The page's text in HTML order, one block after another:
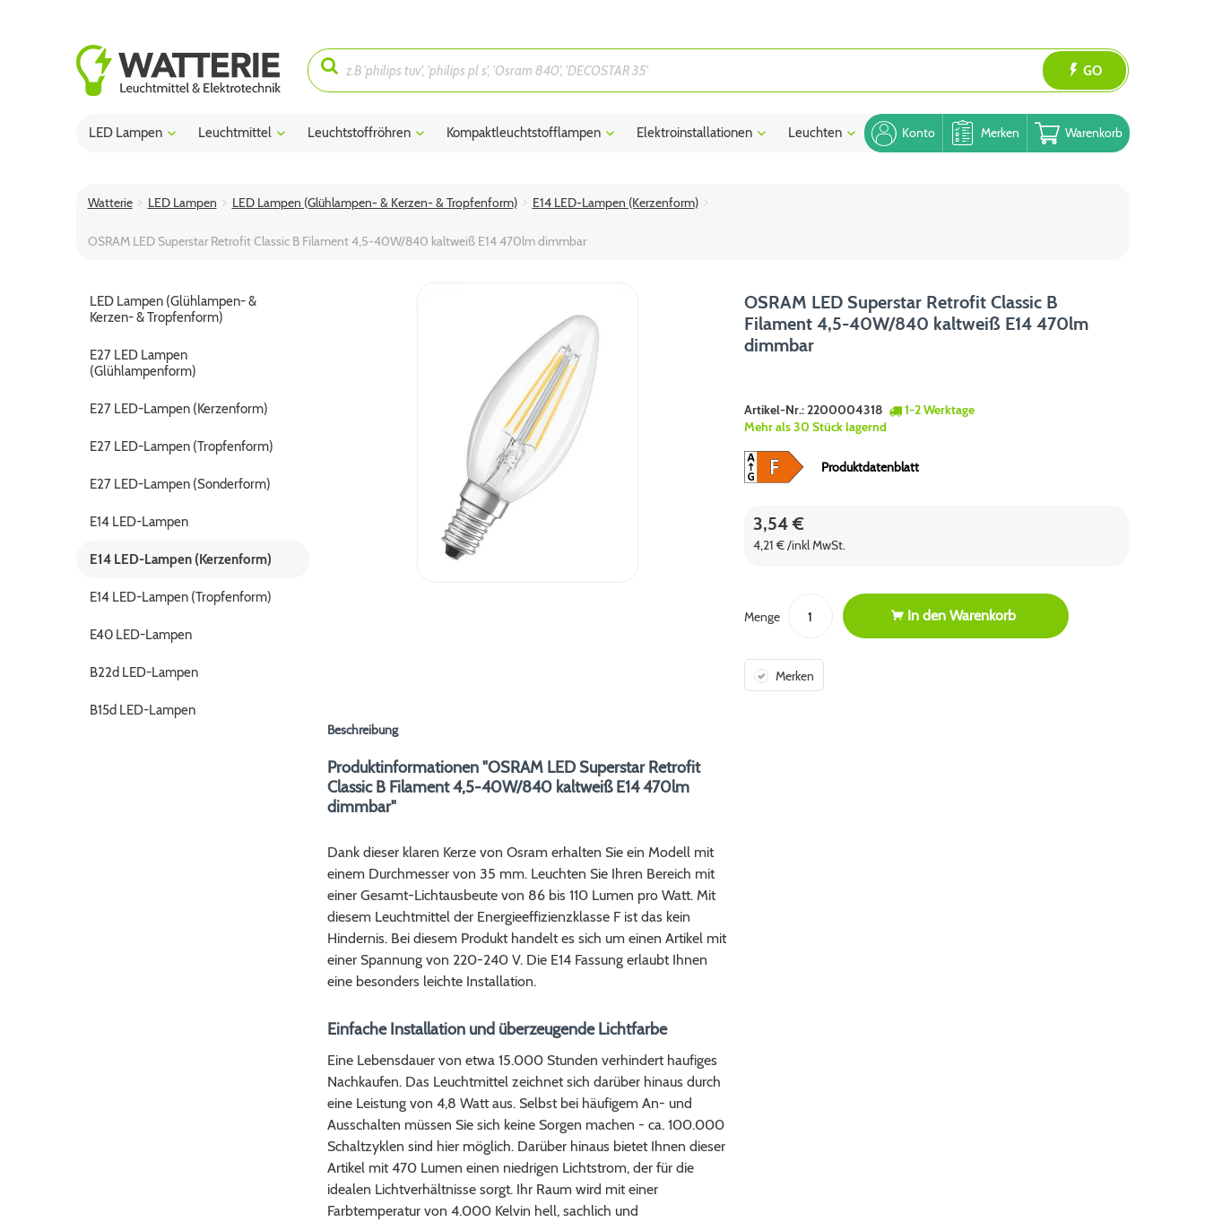
GO
Konto Merken Warenkorb
LED Lampen Leuchtmittel Leuchtstoffröhren Kompaktleuchtstofflampen Elektroinstallationen Leuchten Blog
Watterie LED Lampen LED Lampen (Glühlampen- & Kerzen- & Tropfenform) E14 LED-Lampen (Kerzenform)
OSRAM LED Superstar Retrofit Classic B Filament 4,5-40W/840 kaltweiß E14 470lm dimmbar
LED Lampen (Glühlampen- &
Kerzen- & Tropfenform)
E27 LED Lampen
(Glühlampenform)
E27 LED-Lampen (Kerzenform)
E27 LED-Lampen (Tropfenform)
E27 LED-Lampen (Sonderform)
E14 LED-Lampen
E14 LED-Lampen (Kerzenform)
E14 LED-Lampen (Tropfenform)
E40 LED-Lampen
B22d LED-Lampen
B15d LED-Lampen
OSRAM LED Superstar Retrofit Classic B
Filament 4,5-40W/840 kaltweiß E14 470lm
dimmbar
Artikel-Nr.:2200004318
1-2 Werktage
Mehr als 30 Stück lagernd
Produktdatenblatt
3,54 €
4,21 € /inkl MwSt.
Menge In den Warenkorb
Merken
Beschreibung
Produktinformationen "OSRAM LED Superstar Retrofit
Classic B Filament 4,5-40W/840 kaltweiß E14 470lm
dimmbar"
Dank dieser klaren Kerze von Osram erhalten Sie ein Modell mit
einem Durchmesser von 35 mm. Leuchten Sie Ihren Bereich mit
einer Gesamt-Lichtausbeute von 86 bis 110 Lumen pro Watt. Mit
diesem Leuchtmittel der Energieeffizienzklasse F ist das kein
Hindernis. Bei diesem Produkt handelt es sich um einen Artikel mit
einer Spannung von 220-240 V. Die E14 Fassung erlaubt Ihnen
eine besonders leichte Installation.
Einfache Installation und überzeugende Lichtfarbe
Eine Lebensdauer von etwa 15.000 Stunden verhindert haufiges
Nachkaufen. Das Leuchtmittel zeichnet sich darüber hinaus durch
eine Leistung von 4,8 Watt aus. Selbst bei häufigem An- und
Ausschalten müssen Sie sich keine Sorgen machen - ca. 100.000
Schaltzyklen sind hier möglich. Darüber hinaus bietet Ihnen dieser
Artikel mit 470 Lumen einen niedrigen Lichtstrom, der für die
idealen Lichtverhältnisse sorgt. Ihr Raum wird mit einer
Farbtemperatur von 4.000 Kelvin hell, sachlich und